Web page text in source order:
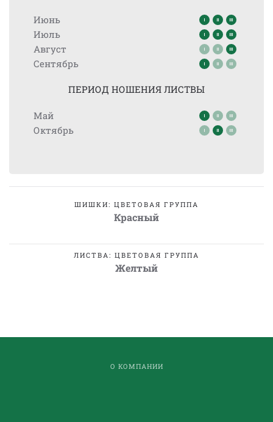
Июнь
Июль
Август
Сентябрь
ПЕРИОД НОШЕНИЯ ЛИСТВЫ
Май
Октябрь
ШИШКИ: ЦВЕТОВАЯ ГРУППА
Красный
ЛИСТВА: ЦВЕТОВАЯ ГРУППА
Желтый
О КОМПАНИИ